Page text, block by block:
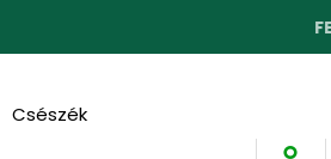
FEDEZD FEL
Csészék